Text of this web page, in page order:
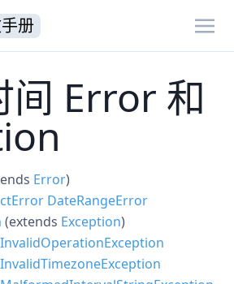
册
间 Error 和
Error)
DateRangeError
(extends Exception)